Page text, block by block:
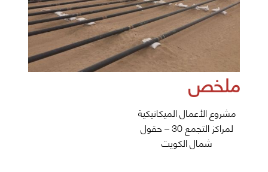
ملخص
مشروع الأعمال الميكانيكية
لمراكز التجمع 30 – حقول
شمال الكويت